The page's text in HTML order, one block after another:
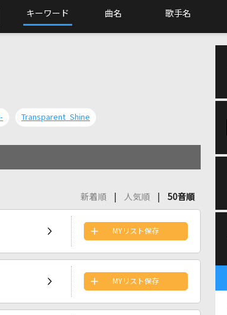
キーワード 曲名 歌手名
Transparent Shine
新着順
人気順 50音順
MYリスト保存
MYリスト保存